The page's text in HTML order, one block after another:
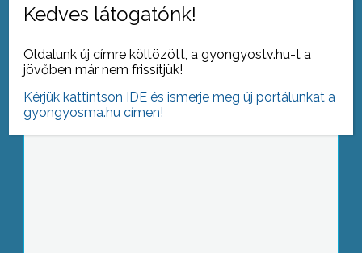
Cikluszárás
Kedves látogatónk!
Oldalunk új címre költözött, a gyongyostv.hu-t a
jövőben már nem frissítjük!
Kérjük kattintson IDE és ismerje meg új portálunkat a
gyongyosma.hu címen!